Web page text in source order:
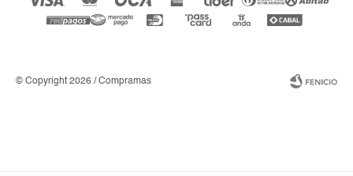
© Copyright 2026 / Compramas